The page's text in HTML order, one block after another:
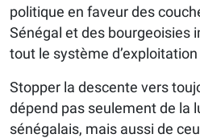
politique en faveur des
Sénégal et des bourgeoisies
tout le système
Stopper la descente vers
dépend pas seulement de la
sénégalais, mais aussi de